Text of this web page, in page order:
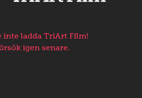
inte ladda TriArt Film!
igen senare.